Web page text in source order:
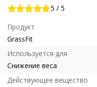
5 / 5
Продукт
GrassFit
Используется для
Снижение веса
Действующее вещество